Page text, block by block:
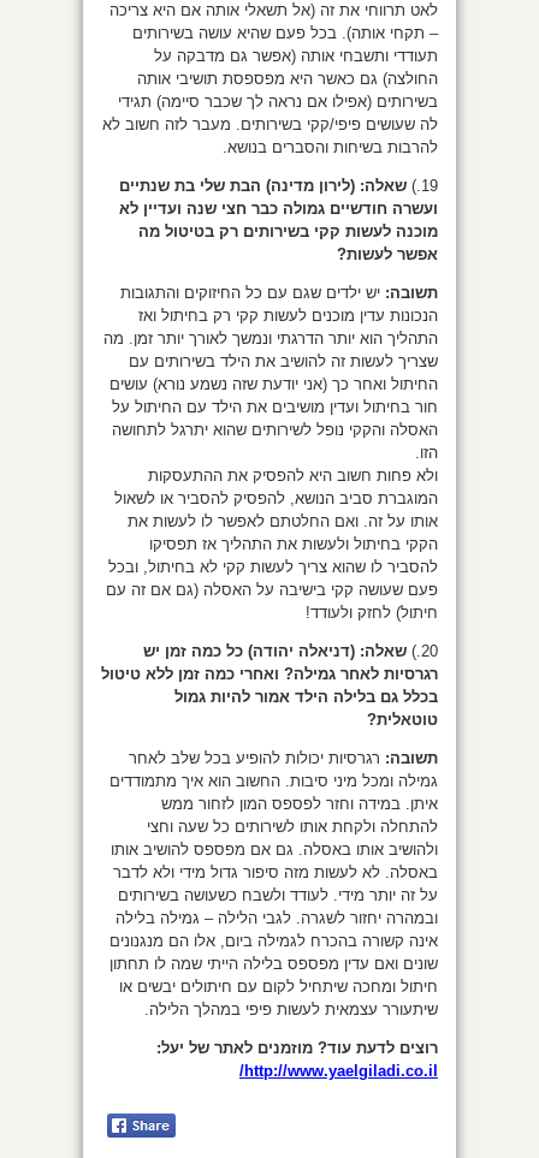
לאט תרווחי את זה (אל תשאלי אותה אם היא צריכה
– תקחי אותה). בכל פעם שהיא עושה בשירותים
תעודדי ותשבחי אותה (אפשר גם מדבקה על
החולצה) גם כאשר היא מפספסת תושיבי אותה
בשירותים (אפילו אם נראה לך שכבר סיימה) תגידי
לה שעושים פיפי/קקי בשירותים. מעבר לזה חשוב לא
להרבות בשיחות והסברים בנושא.
19.)
שאלה: (לירון מדינה) הבת שלי בת שנתיים
ועשרה חודשיים גמולה כבר חצי שנה ועדיין לא
מוכנה לעשות קקי בשירותים רק בטיטול מה
אפשר לעשות?
תשובה: יש ילדים שגם עם כל החיזוקים והתגובות
הנכונות עדין מוכנים לעשות קקי רק בחיתול ואז
התהליך הוא יותר הדרגתי ונמשך לאורך יותר זמן. מה
שצריך לעשות זה להושיב את הילד בשירותים עם
החיתול ואחר כך (אני יודעת שזה נשמע נורא) עושים
חור בחיתול ועדין מושיבים את הילד עם החיתול על
האסלה והקקי נופל לשירותים שהוא יתרגל לתחושה
הזו.
ולא פחות חשוב היא להפסיק את ההתעסקות
המוגברת סביב הנושא, להפסיק להסביר או לשאול
אותו על זה. ואם החלטתם לאפשר לו לעשות את
הקקי בחיתול ולעשות את התהליך אז תפסיקו
להסביר לו שהוא צריך לעשות קקי לא בחיתול, ובכל
פעם שעושה קקי בישיבה על האסלה (גם אם זה עם
חיתול) לחזק ולעודד!
20.)
שאלה: (דניאלה יהודה) כל כמה זמן יש
רגרסיות לאחר גמילה? ואחרי כמה זמן ללא טיטול
בכלל גם בלילה הילד אמור להיות גמול
טוטאלית?
תשובה: רגרסיות יכולות להופיע בכל שלב לאחר
גמילה ומכל מיני סיבות. החשוב הוא איך מתמודדים
איתן. במידה וחזר לפספס המון לזחור ממש
להתחלה ולקחת אותו לשירותים כל שעה וחצי
ולהושיב אותו באסלה. גם אם מפספס להושיב אותו
באסלה. לא לעשות מזה סיפור גדול מידי ולא לדבר
על זה יותר מידי. לעודד ולשבח כשעושה בשירותים
ובמהרה יחזור לשגרה. לגבי הלילה – גמילה בלילה
אינה קשורה בהכרח לגמילה ביום, אלו הם מנגנונים
שונים ואם עדין מפספס בלילה הייתי שמה לו תחתון
חיתול ומחכה שיתחיל לקום עם חיתולים יבשים או
שיתעורר עצמאית לעשות פיפי במהלך הלילה.
רוצים לדעת עוד? מוזמנים לאתר של יעל:
http://www.yaelgiladi.co.il/